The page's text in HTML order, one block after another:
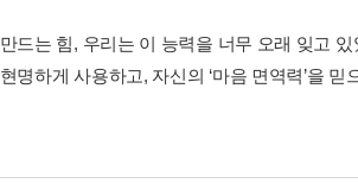
드는 힘, 우리는 이 능력을 너무 오래 잊고
명하게 사용하고, 자신의 ‘마음 면역력’을